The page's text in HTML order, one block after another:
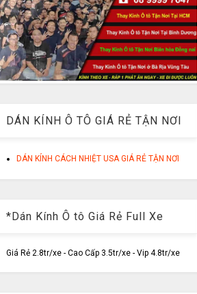
DÁN KÍNH Ô TÔ GIÁ RẺ TẬN NƠI
DÁN KÍNH CÁCH NHIỆT USA GIÁ RẺ TẬN NƠI
*Dán Kính Ô tô Giá Rẻ Full Xe
Giá Rẻ 2.8tr/xe - Cao Cấp 3.5tr/xe - Vip 4.8tr/xe